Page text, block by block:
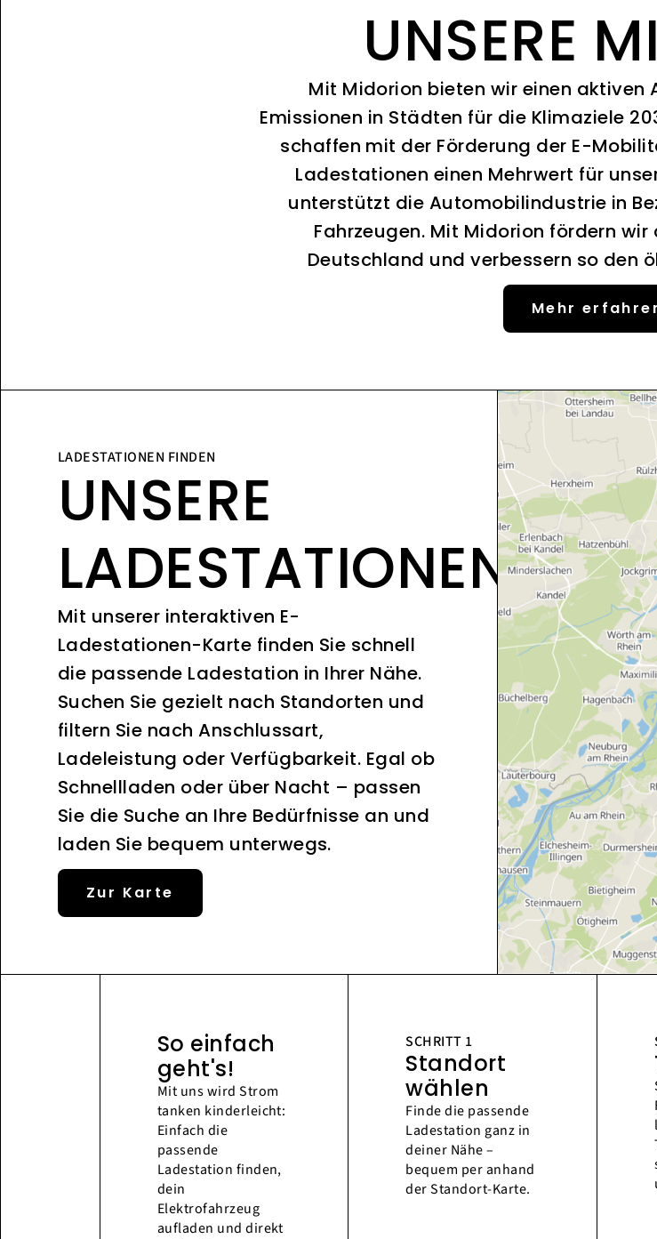
UNSERE
Mit Midorion bieten wir einen aktiven
Emissionen in Städten für die Klimaziele
schaffen mit der Förderung der E-
Ladestationen einen Mehrwert für
unterstützt die Automobilindustrie in
Fahrzeugen. Mit Midorion fördern
Deutschland und verbessern so den
Mehr
LADESTATIONEN FINDEN
UNSERE
LADESTATIONEN
Mit unserer interaktiven E-
Ladestationen-Karte finden Sie schnell
die passende Ladestation in Ihrer Nähe.
Suchen Sie gezielt nach Standorten und
filtern Sie nach Anschlussart,
Ladeleistung oder Verfügbarkeit. Egal ob
Schnellladen oder über Nacht – passen
Sie die Suche an Ihre Bedürfnisse an und
laden Sie bequem unterwegs.
Zur Karte
So einfach
geht's!
Mit uns wird Strom
tanken kinderleicht:
Einfach die
passende
Ladestation finden,
dein
Elektrofahrzeug
aufladen und direkt
SCHRITT 1
Standort
wählen
Finde die passende
Ladestation ganz in
deiner Nähe –
bequem per anhand
der Standort-Karte.